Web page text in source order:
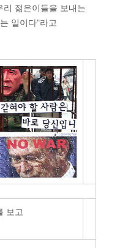
리 젊은이들을 보내는
일이다"라고
보고